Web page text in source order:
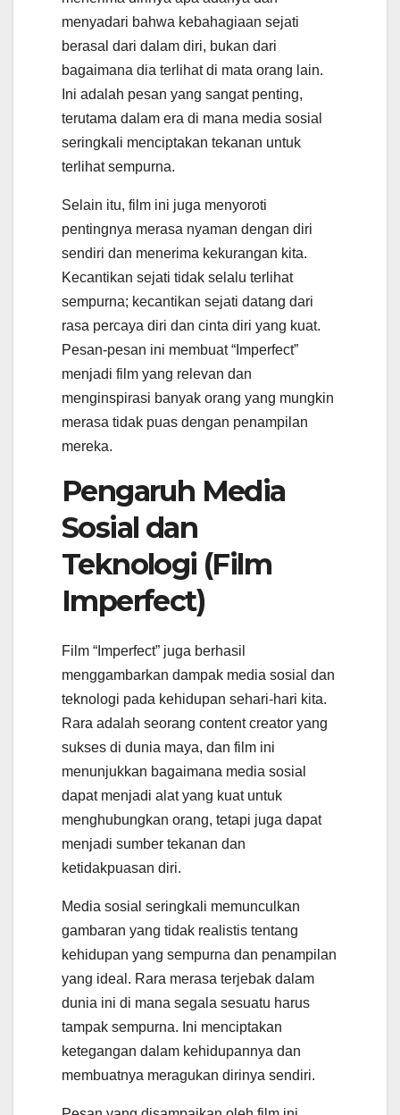
menyadari bahwa kebahagiaan sejati
berasal dari dalam diri, bukan dari
bagaimana dia terlihat di mata orang lain.
Ini adalah pesan yang sangat penting,
terutama dalam era di mana media sosial
seringkali menciptakan tekanan untuk
terlihat sempurna.
Selain itu, film ini juga menyoroti
pentingnya merasa nyaman dengan diri
sendiri dan menerima kekurangan kita.
Kecantikan sejati tidak selalu terlihat
sempurna; kecantikan sejati datang dari
rasa percaya diri dan cinta diri yang kuat.
Pesan-pesan ini membuat “Imperfect”
menjadi film yang relevan dan
menginspirasi banyak orang yang mungkin
merasa tidak puas dengan penampilan
mereka.
Pengaruh Media
Sosial dan
Teknologi (Film
Imperfect)
Film “Imperfect” juga berhasil
menggambarkan dampak media sosial dan
teknologi pada kehidupan sehari-hari kita.
Rara adalah seorang content creator yang
sukses di dunia maya, dan film ini
menunjukkan bagaimana media sosial
dapat menjadi alat yang kuat untuk
menghubungkan orang, tetapi juga dapat
menjadi sumber tekanan dan
ketidakpuasan diri.
Media sosial seringkali memunculkan
gambaran yang tidak realistis tentang
kehidupan yang sempurna dan penampilan
yang ideal. Rara merasa terjebak dalam
dunia ini di mana segala sesuatu harus
tampak sempurna. Ini menciptakan
ketegangan dalam kehidupannya dan
membuatnya meragukan dirinya sendiri.